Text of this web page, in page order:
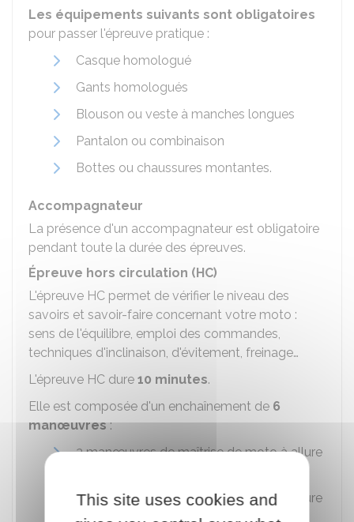
Les équipements suivants sont obligatoires
pour passer l'épreuve pratique :
Casque homologué
Gants homologués
Blouson ou veste à manches longues
Pantalon ou combinaison
Bottes ou chaussures montantes.
Accompagnateur
La présence d'un accompagnateur est obligatoire
pendant toute la durée des épreuves.
Épreuve hors circulation (HC)
L'épreuve HC permet de vérifier le niveau des
savoirs et savoir-faire concernant votre moto :
sens de l'équilibre, emploi des commandes,
techniques d'inclinaison, d'évitement, freinage…
L'épreuve HC dure 10 minutes.
Elle est composée d'un enchaînement de 6
manœuvres:
3 manœuvres de maîtrise de moto à allure
3 manœuvres de maîtrise de moto à allure
plus élevée.
This site uses cookies and